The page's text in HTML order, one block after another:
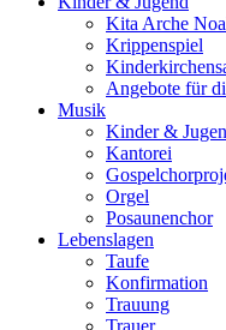
Kita Arche
Krippenspiel
Angebote für
Musik
Kinder &
Kantorei
Orgel
Posaunenchor
Lebenslagen
Taufe
Konfirmation
Trauung